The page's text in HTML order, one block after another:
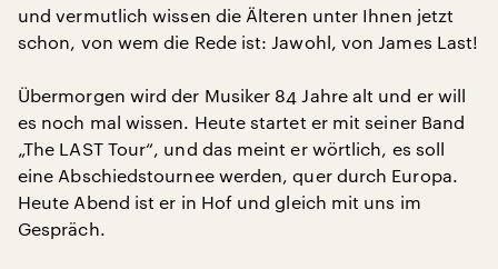
und vermutlich wissen die Älteren unter Ihnen jetzt
schon, von wem die Rede ist: Jawohl, von James Last!
Übermorgen wird der Musiker 84 Jahre alt und er will
es noch mal wissen. Heute startet er mit seiner Band
„The LAST Tour“, und das meint er wörtlich, es soll
eine Abschiedstournee werden, quer durch Europa.
Heute Abend ist er in Hof und gleich mit uns im
Gespräch.